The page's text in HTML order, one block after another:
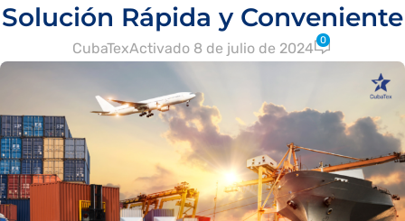
Solución Rápida y Conveniente
CubaTexActivado 8 de julio de 2024 0